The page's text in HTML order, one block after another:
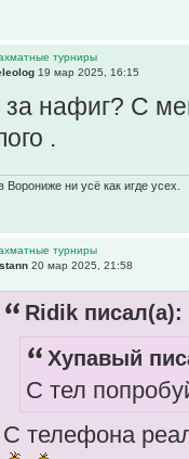
турниры
19 мар 2025, 16:15
нафиг? С
.
Ворониже ни усё как игде усех.
турниры
20 мар 2025, 21:58
Ridik писал(а):
Хупавый
С тел
С телефона